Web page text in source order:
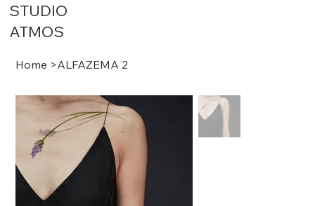
STUDIO
ATMOS
Home >ALFAZEMA 2